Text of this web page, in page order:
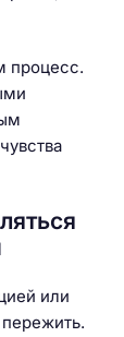
процесс.
или